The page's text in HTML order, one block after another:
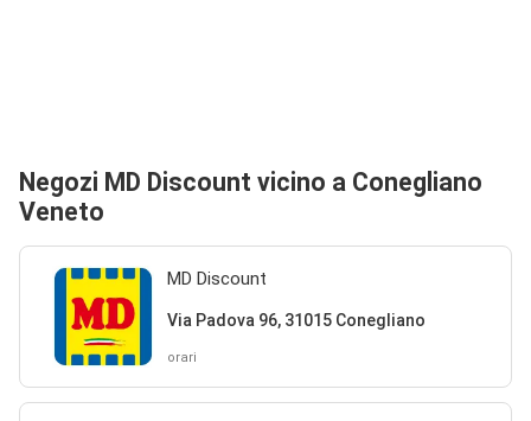
Negozi MD Discount vicino a Conegliano
Veneto
MD Discount
Via Padova 96, 31015 Conegliano
orari